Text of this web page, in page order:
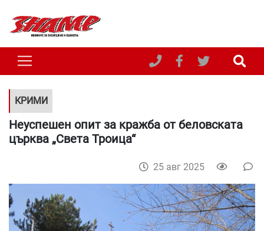
КРИМИ
Неуспешен опит за кражба от беловската
църква „Света Троица“
25 авг 2025